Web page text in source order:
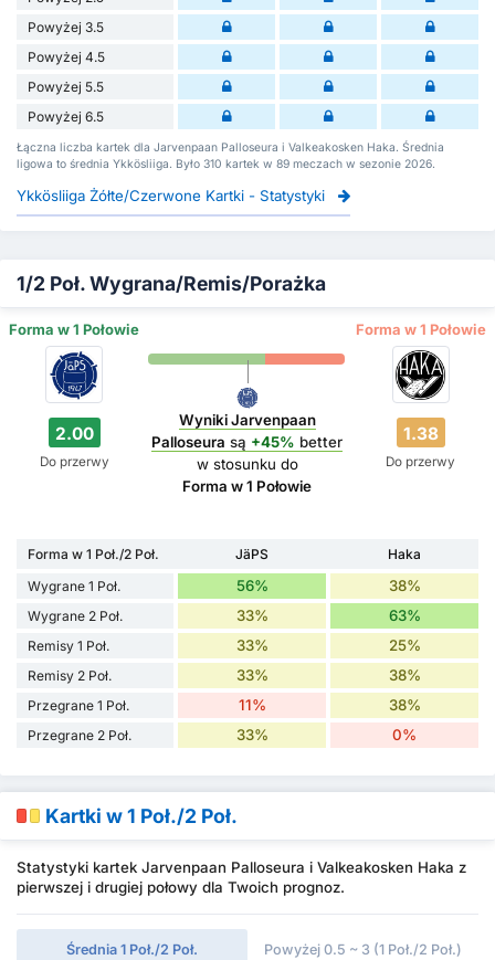
Powyżej 3.5
Powyżej 4.5
Powyżej 5.5
Powyżej 6.5
Łączna liczba kartek dla Jarvenpaan Palloseura i Valkeakosken Haka. Średnia
ligowa to średnia Ykkösliiga. Było 310 kartek w 89 meczach w sezonie 2026.
Ykkösliiga Żółte/Czerwone Kartki - Statystyki
1/2 Poł. Wygrana/Remis/Porażka
Forma w 1 Połowie Forma w 1 Połowie
2.00
Do przerwy
Wyniki Jarvenpaan
Palloseura są +45% better
w stosunku do
Forma w 1 Połowie
1.38
Do przerwy
Forma w 1 Poł./2 Poł. JäPS
Haka
Wygrane 1 Poł.
56% 38%
Wygrane 2 Poł. 33% 63%
Remisy 1 Poł. 33% 25%
Remisy 2 Poł. 33% 38%
Przegrane 1 Poł. 11% 38%
Przegrane 2 Poł. 33% 0%
Kartki w 1 Poł./2 Poł.
Statystyki kartek Jarvenpaan Palloseura i Valkeakosken Haka z
pierwszej i drugiej połowy dla Twoich prognoz.
Średnia 1 Poł./2 Poł. Powyżej 0.5 ~ 3 (1 Poł./2 Poł.)